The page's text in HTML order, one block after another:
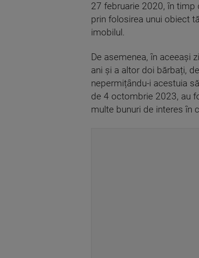
27 februarie 2020, în timp
prin folosirea unui obiect
imobilul.
De asemenea, în aceeași
ani și a altor doi bărbați,
nepermițându-i acestuia
de 4 octombrie 2023, au
multe bunuri de interes în